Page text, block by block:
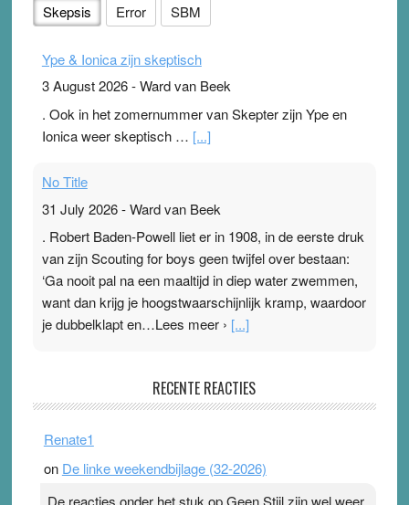
Skepsis Error SBM
Ype & Ionica zijn skeptisch
3 August 2026-Ward van Beek
. Ook in het zomernummer van Skepter zijn Ype en
Ionica weer skeptisch … [...]
No Title
31 July 2026-Ward van Beek
. Robert Baden-Powell liet er in 1908, in de eerste druk
van zijn Scouting for boys geen twijfel over bestaan:
‘Ga nooit pal na een maaltijd in diep water zwemmen,
want dan krijg je hoogstwaarschijnlijk kramp, waardoor
je dubbelklapt en…Lees meer › [...]
Ward van Beek
topsporters. Ze hopen ermee hun hartslag te verlagen
terwijl ze meer zuurstof opnemen. Daarop heeft zo’n
RECENTE REACTIES
Renate1
on De linke weekendbijlage (32-2026)
De reacties onder het stuk op Geen Stijl zijn wel weer